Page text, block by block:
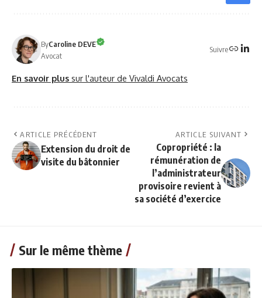
ByCaroline DEVE
Avocat
Suivre
En savoir plus sur l'auteur de Vivaldi Avocats
ARTICLE PRÉCÉDENT
Extension du droit de
visite du bâtonnier
ARTICLE SUIVANT
Copropriété : la
rémunération de
l’administrateur
provisoire revient à
sa société d’exercice
Sur le même thème